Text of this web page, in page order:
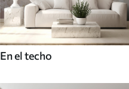
En el techo